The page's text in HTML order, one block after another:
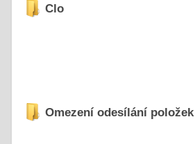
Clo
Omezení odesílání položek